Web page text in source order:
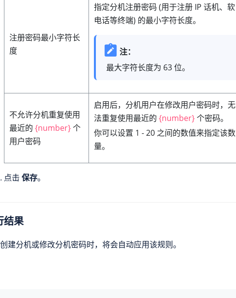
注册密码最小字符长
度
指定分机注册密码 (用于注册 IP 话机、软
电话等终端) 的最小字符长度。
注：
最大字符长度为 63 位。
不允许分机重复使用
最近的 {number}个
用户密码
启用后，分机用户在修改用户密码时，无
法重复使用最近的 {number}个密码。
你可以设置 1 - 20 之间的数值来指定该数
量。
点击 保存。
结果
建分机或修改分机密码时，将会自动应用该规则。